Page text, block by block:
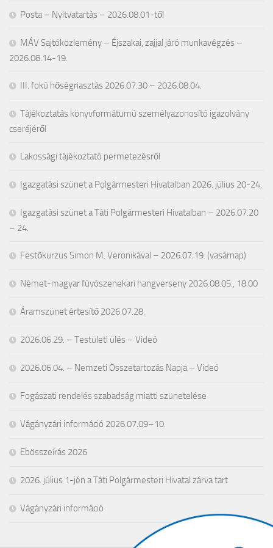
Posta – Nyitvatartás – 2026.08.01-től
MÁV Sajtóközlemény – Éjszakai, zajjal járó munkavégzés –
2026.08.14-19.
III. fokú hőségriasztás 2026.07.30 – 2026.08.04.
Tájékoztatás könyvformátumú személyazonosító igazolvány
cseréjéről
Lakossági tájékoztató permetezésről
Igazgatási szünet a Polgármesteri Hivatalban 2026. július 20-24.
Igazgatási szünet a Táti Polgármesteri Hivatalban – 2026.07.20
– 24.
Festőkurzus Simon M. Veronikával – 2026.07.19. (vasárnap)
Német-magyar fúvószenekari hangverseny 2026.08.05., 18.00
Áramszünet értesítő 2026.07.28.
2026.06.29. – Testületi ülés – Videó
2026.06.04. – Nemzeti Összetartozás Napja – Videó
Fogászati rendelés szabadság miatti szünetelése
Vágányzári információ 2026.07.09–10.
Ebösszeírás 2026
2026. július 1-jén a Táti Polgármesteri Hivatal zárva tart
Vágányzári információ